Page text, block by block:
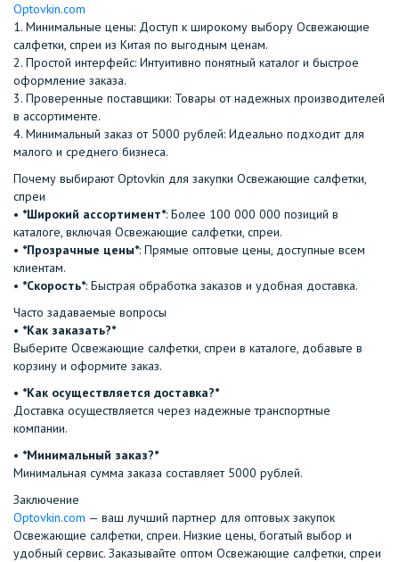
Optovkin.com
1.⁠ ⁠Минимальные цены: Доступ к широкому выбору Освежающие
салфетки, спреи из Китая по выгодным ценам.
2.⁠ ⁠Простой интерфейс: Интуитивно понятный каталог и быстрое
оформление заказа.
3.⁠ ⁠Проверенные поставщики: Товары от надежных производителей
в ассортименте.
4.⁠ ⁠Минимальный заказ от 5000 рублей: Идеально подходит для
малого и среднего бизнеса.
Почему выбирают Optovkin для закупки Освежающие салфетки,
спреи
•⁠ ⁠ *Широкий ассортимент*: Более 100 000 000 позиций в
каталоге, включая Освежающие салфетки, спреи.
•⁠ ⁠ *Прозрачные цены*: Прямые оптовые цены, доступные всем
клиентам.
•⁠ ⁠ *Скорость*: Быстрая обработка заказов и удобная доставка.
Часто задаваемые вопросы
•⁠ ⁠*Как заказать?*
Выберите Освежающие салфетки, спреи в каталоге, добавьте в
корзину и оформите заказ.
•⁠ ⁠ *Как осуществляется доставка?*
Доставка осуществляется через надежные транспортные
компании.
•⁠ ⁠ *Минимальный заказ?*
Минимальная сумма заказа составляет 5000 рублей.
Заключение
Optovkin.com — ваш лучший партнер для оптовых закупок
Освежающие салфетки, спреи. Низкие цены, богатый выбор и
удобный сервис. Заказывайте оптом Освежающие салфетки, спреи